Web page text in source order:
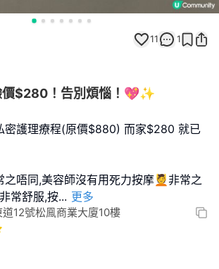
11 1
價$280！告別煩惱！💖✨
密護理療程(原價$880) 而家$280 就已
之唔同,美容師沒有用死力按摩💆非常之
常舒服,按... 更多
12號松鳯商業大廈10樓